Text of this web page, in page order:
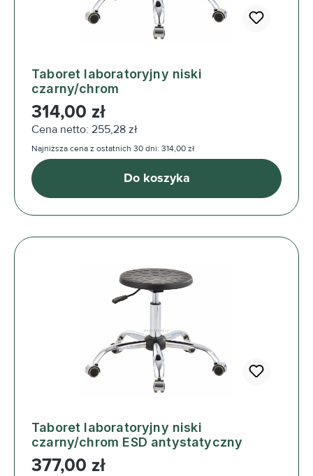
Taboret laboratoryjny niski
czarny/chrom
Cena regularna:
314,00 zł
Cena netto: 255,28 zł
Najniższa cena z ostatnich 30 dni: 314,00 zł
Do koszyka
Taboret laboratoryjny niski
czarny/chrom ESD antystatyczny
Cena regularna:
377,00 zł